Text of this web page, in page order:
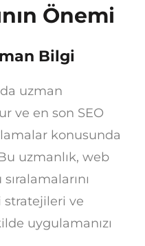
Önemi
Bilgi
uzman
ve en son SEO
konusunda
uzmanlık, web
ve
uygulamanızı